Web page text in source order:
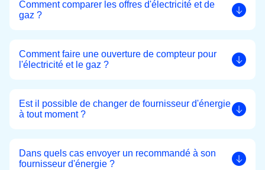
Comment comparer les offres d'électricité et de
gaz ?
Comment faire une ouverture de compteur pour
l'électricité et le gaz ?
Est il possible de changer de fournisseur d'énergie
à tout moment ?
Dans quels cas envoyer un recommandé à son
fournisseur d'énergie ?